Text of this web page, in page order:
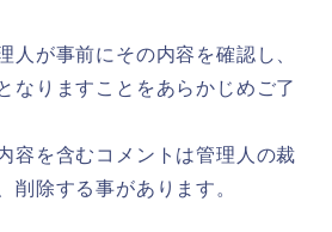
人が事前にその内容を確認し、
なりますことをあらかじめご了
容を含むコメントは管理人の裁
削除する事があります。